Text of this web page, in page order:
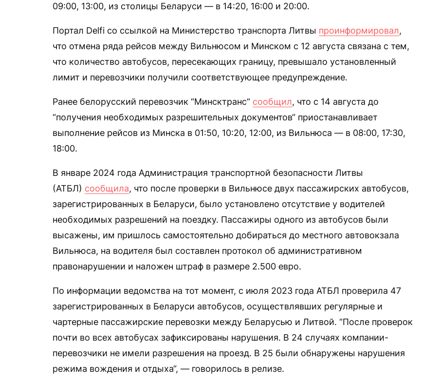
09:00, 13:00, из столицы Беларуси — в 14:20, 16:00 и 20:00.
Портал Delfi со ссылкой на Министерство транспорта Литвы проинформировал,
что отмена ряда рейсов между Вильнюсом и Минском с 12 августа связана с тем,
что количество автобусов, пересекающих границу, превышало установленный
лимит и перевозчики получили соответствующее предупреждение.
Ранее белорусский перевозчик “Минсктранс“ сообщил, что с 14 августа до
“получения необходимых разрешительных документов“ приостанавливает
выполнение рейсов из Минска в 01:50, 10:20, 12:00, из Вильнюса — в 08:00, 17:30,
18:00.
В январе 2024 года Администрация транспортной безопасности Литвы
(АТБЛ) сообщила, что после проверки в Вильнюсе двух пассажирских автобусов,
зарегистрированных в Беларуси, было установлено отсутствие у водителей
необходимых разрешений на поездку. Пассажиры одного из автобусов были
высажены, им пришлось самостоятельно добираться до местного автовокзала
Вильнюса, на водителя был составлен протокол об административном
правонарушении и наложен штраф в размере 2.500 евро.
По информации ведомства на тот момент, с июля 2023 года АТБЛ проверила 47
зарегистрированных в Беларуси автобусов, осуществлявших регулярные и
чартерные пассажирские перевозки между Беларусью и Литвой. “После проверок
почти во всех автобусах зафиксированы нарушения. В 24 случаях компании-
перевозчики не имели разрешения на проезд. В 25 были обнаружены нарушения
режима вождения и отдыха“, — говорилось в релизе.